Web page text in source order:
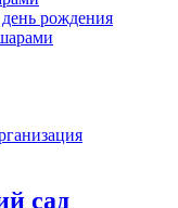
рождения
сад